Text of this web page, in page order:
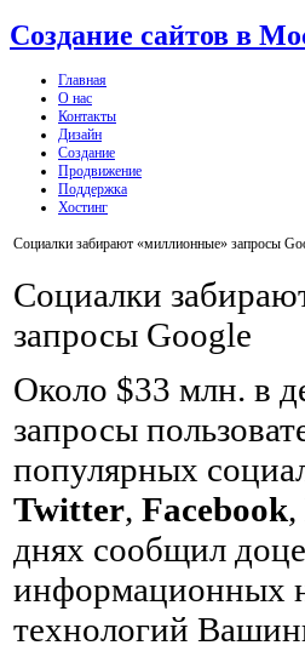
Создание сайтов в
Главная
О нас
Контакты
Дизайн
Создание
Продвижение
Поддержка
Хостинг
Социалки забирают «миллионные» запросы
Социалки
запросы Google
Около $33 млн. в
запросы
популярных
Twitter, Facebook,
днях сообщил
информационных
технологий